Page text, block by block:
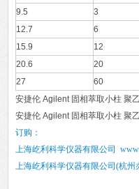
9.5
3
12.7
6
15.9
12
20.6
20
27
60
安捷伦 Agilent 固相萃取小柱 聚
安捷伦 Agilent 固相萃取小柱 聚
订购：
上海屹利科学仪器有限公司
上海屹利科学仪器有限公司 (杭